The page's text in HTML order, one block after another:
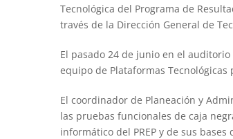
Tecnológica del Programa de
través de la Dirección General de
El pasado 24 de junio en el
equipo de Plataformas
El coordinador de Planeación y
las pruebas funcionales de caja
informático del PREP y de sus